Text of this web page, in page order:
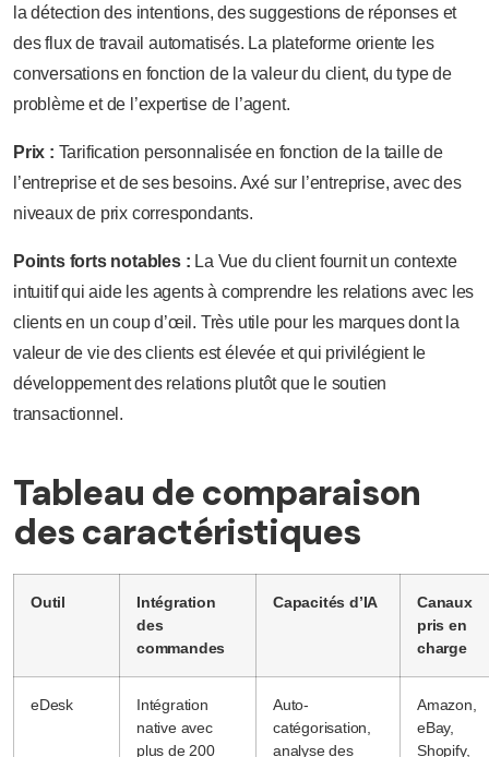
la détection des intentions, des suggestions de réponses et
des flux de travail automatisés. La plateforme oriente les
conversations en fonction de la valeur du client, du type de
problème et de l’expertise de l’agent.
Prix : Tarification personnalisée en fonction de la taille de
l’entreprise et de ses besoins. Axé sur l’entreprise, avec des
niveaux de prix correspondants.
Points forts notables : La Vue du client fournit un contexte
intuitif qui aide les agents à comprendre les relations avec les
clients en un coup d’œil. Très utile pour les marques dont la
valeur de vie des clients est élevée et qui privilégient le
développement des relations plutôt que le soutien
transactionnel.
Tableau de comparaison
des caractéristiques
Outil
Intégration
des
commandes
Capacités d’IA
Canaux
pris en
charge
eDesk
Intégration
native avec
plus de 200
Auto-
catégorisation,
analyse des
Amazon,
eBay,
Shopify,